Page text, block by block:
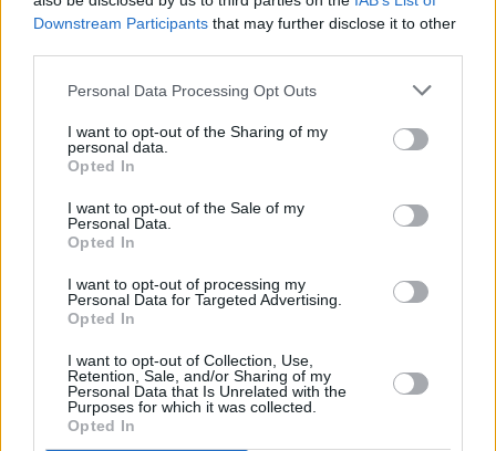
Downstream Participants that may further disclose it to other
Personal Data Processing Opt Outs
I want to opt-out of the Sharing of my
personal data.
Opted In
I want to opt-out of the Sale of my
Personal Data.
Opted In
I want to opt-out of processing my
Personal Data for Targeted Advertising.
Opted In
I want to opt-out of Collection, Use,
Retention, Sale, and/or Sharing of my
Personal Data that Is Unrelated with the
Purposes for which it was collected.
Opted In
δυναμική της, έστω και αν οι καταναλωτές καλούνται
πλέον να διαχειριστούν το αυξημένο κόστος
διαβίωσης.